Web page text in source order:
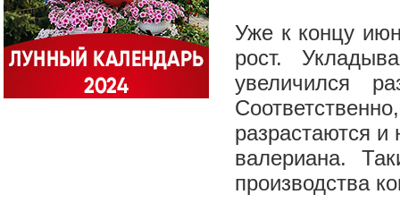
Уже к концу
рост.
увеличился
разрастаются и
валериана.
производства